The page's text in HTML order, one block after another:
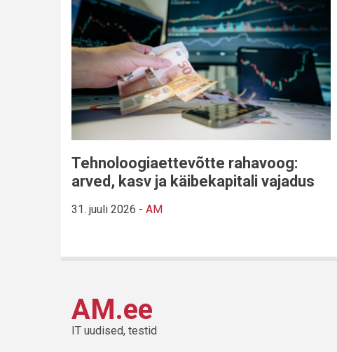
Tehnoloogiaettevõtte rahavoog:
arved, kasv ja käibekapitali vajadus
31. juuli 2026 - AM
AM.ee
IT uudised, testid